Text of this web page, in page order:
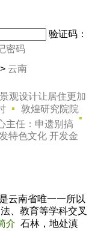
验证码：
密码
云南
观设计让居住更加
敦煌研究院院
主任：申遗别搞
特色文化 开发金
云南省唯一一所以
、教育等学科交叉
介 石林，地处滇